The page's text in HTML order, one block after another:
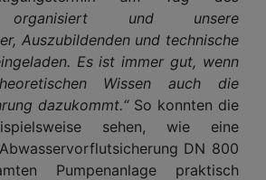
organisiert und unsere
Auszubildenden und technische
Es ist immer gut, wenn
Wissen auch die
dazukommt.“So konnten die
sehen, wie eine
DN 800
Pumpenanlage praktisch